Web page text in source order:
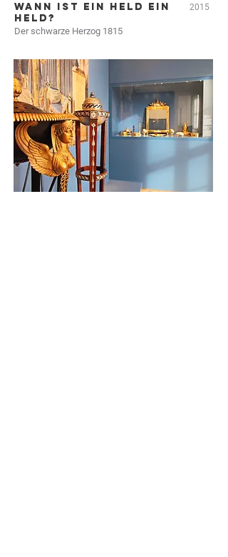
WANN IST EIN HELD EIN
HELD?
2015
Der schwarze Herzog 1815